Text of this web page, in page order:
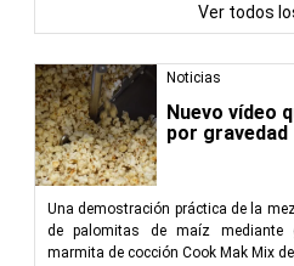
Noticias
Nuevo vídeo
por gravedad
Una demostración práctica de la
de palomitas de maíz mediante
marmita de cocción Cook Mak Mix
Ver todos